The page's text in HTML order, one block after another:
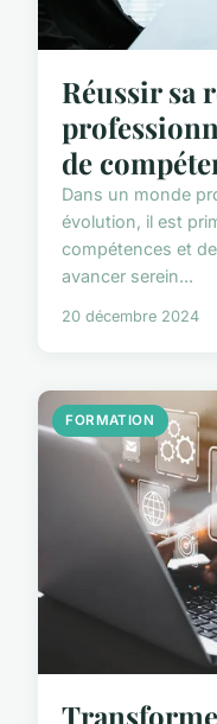
Réussir sa
de
Dans un monde
évolution, il est
compétences et
avancer serein...
20 décembre 2024
FORMATION